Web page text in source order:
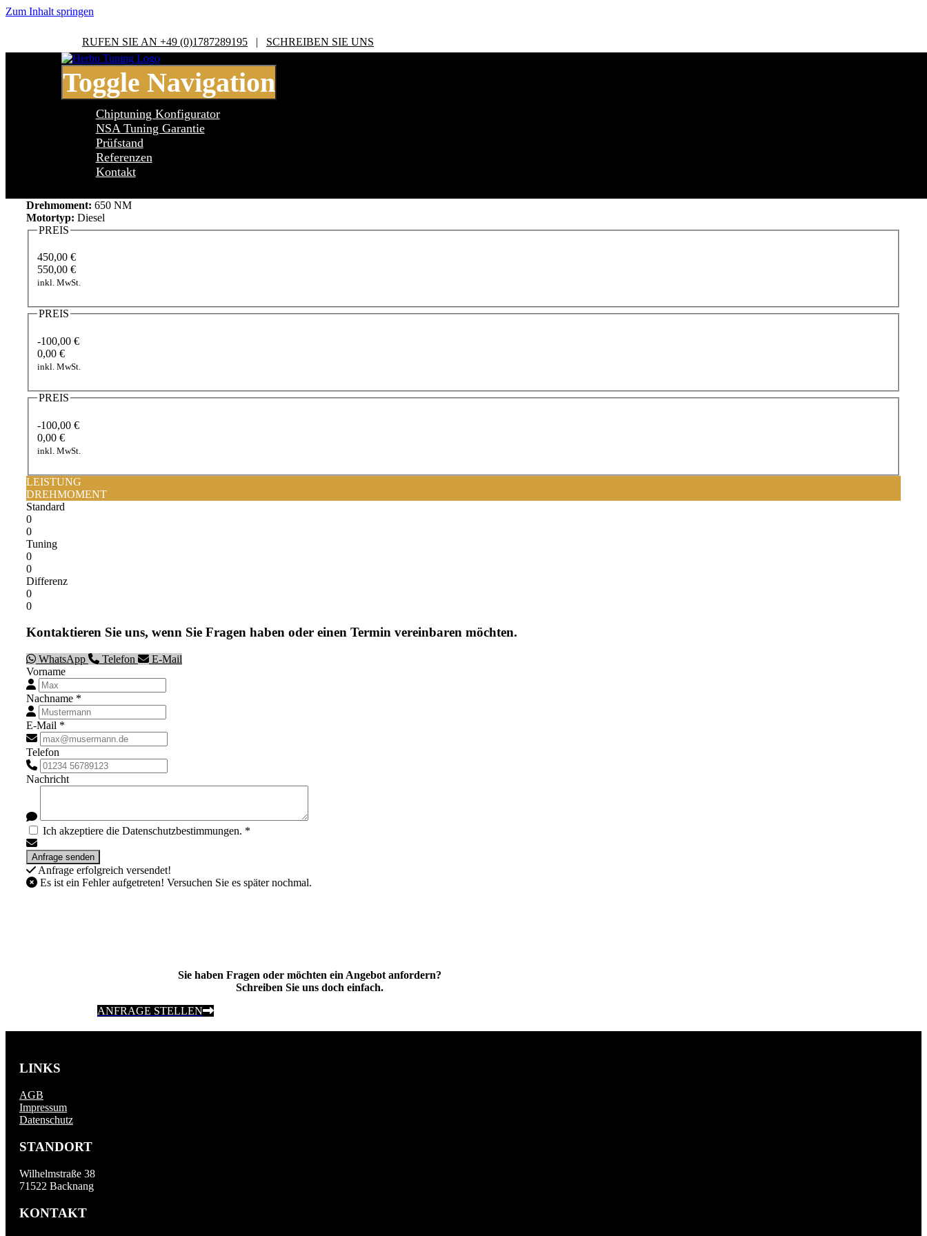
Zum Inhalt springen
RUFEN SIE AN +49 (0)1787289195 | SCHREIBEN SIE UNS
Toggle Navigation
Chiptuning Konfigurator
NSA Tuning Garantie
Prüfstand
Referenzen
Kontakt
Audi Q5 8R 3.0 TDI SQ5
Drehmoment: 650 NM
Motortyp: Diesel
PREIS
450,00 €
550,00 €
inkl. MwSt.
PREIS
-100,00 €
0,00 €
inkl. MwSt.
PREIS
-100,00 €
0,00 €
inkl. MwSt.
LEISTUNG
DREHMOMENT
Standard
0
0
Tuning
0
0
Differenz
0
0
Kontaktieren Sie uns, wenn Sie Fragen haben oder einen Termin vereinbaren möchten.
WhatsApp Telefon
E-Mail
Vorname
Nachname *
E-Mail *
Telefon
Nachricht
Ich akzeptiere die Datenschutzbestimmungen. *
Anfrage erfolgreich versendet!
Es ist ein Fehler aufgetreten! Versuchen Sie es später nochmal.
Sie haben Fragen oder möchten ein Angebot anfordern?
Schreiben Sie uns doch einfach.
ANFRAGE STELLEN
LINKS
AGB
Impressum
Datenschutz
STANDORT
Wilhelmstraße 38
71522 Backnang
KONTAKT